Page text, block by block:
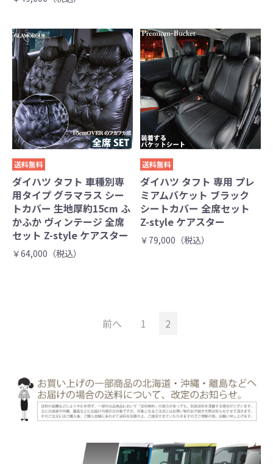
送料無料
ダイハツ タフト 車種別専
用タイプ グラマラス シー
トカバー 生地厚約15cm ふ
かふか ヴィンテージ 全席
セット Z-style ケアスター
￥64,000（税込）
送料無料
ダイハツ タフト 専用 プレ
ミアムバケット ブラック
シートカバー 全席セット
Z-style ケアスター
￥79,000（税込）
前へ 1 2